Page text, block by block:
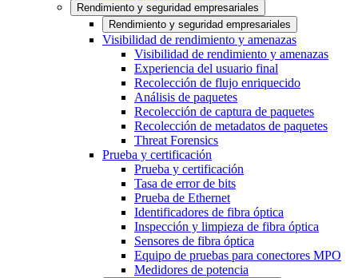
Rendimiento y seguridad empresariales
Rendimiento y seguridad empresariales
Visibilidad de rendimiento y amenazas
Visibilidad de rendimiento y amenazas
Experiencia del usuario final
Recolección de flujo enriquecido
Análisis de paquetes
Recolección de captura de paquetes
Recolección de metadatos de paquetes
Threat Forensics
Prueba y certificación
Prueba y certificación
Tasa de error de bits
Prueba de Ethernet
Identificadores de fibra óptica
Inspección y limpieza de fibra óptica
Sensores de fibra óptica
Equipo de pruebas para conectores MPO
Medidores de potencia